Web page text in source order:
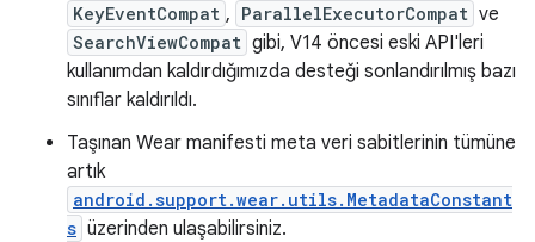
KeyEventCompat , ParallelExecutorCompat ve
SearchViewCompat gibi, V14 öncesi eski API'leri
kullanımdan kaldırdığımızda desteği sonlandırılmış bazı
sınıflar kaldırıldı.
Taşınan Wear manifesti meta veri sabitlerinin tümüne
artık
android.support.wear.utils.MetadataConstant
s üzerinden ulaşabilirsiniz.